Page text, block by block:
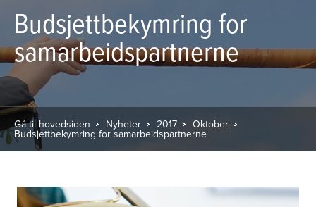
Budsjettbekymring for
samarbeidspartnerne
Gå til hovedsiden Nyheter 2017 Oktober
Budsjettbekymring for samarbeidspartnerne